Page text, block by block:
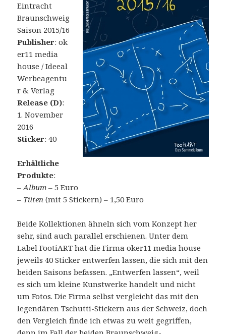
Eintracht
Braunschweig
Saison 2015/16
Publisher: ok
er11 media
house / Ideeal
Werbeagentu
r & Verlag
Release (D):
1. November
2016
Sticker: 40
Erhältliche
Produkte:
–Album – 5 Euro
– Tüten (mit 5 Stickern) – 1,50 Euro
Beide Kollektionen ähneln sich vom Konzept her
sehr, sind auch parallel erschienen. Unter dem
Label FootiART hat die Firma oker11 media house
jeweils 40 Sticker entwerfen lassen, die sich mit den
beiden Saisons befassen. „Entwerfen lassen“, weil
es sich um kleine Kunstwerke handelt und nicht
um Fotos. Die Firma selbst vergleicht das mit den
legendären Tschutti-Stickern aus der Schweiz, doch
den Vergleich finde ich etwas zu weit gegriffen,